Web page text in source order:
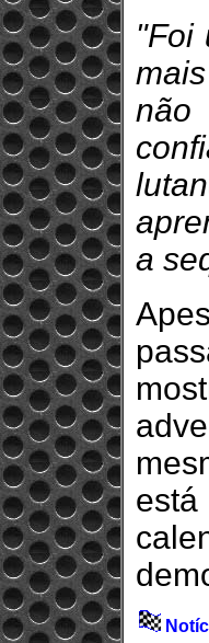
"Foi
não
a